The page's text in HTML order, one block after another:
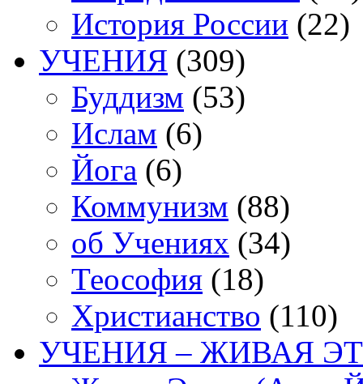
История России (22)
УЧЕНИЯ (309)
Буддизм (53)
Ислам (6)
Йога (6)
Коммунизм (88)
об Учениях (34)
Теософия (18)
Христианство (110)
УЧЕНИЯ – ЖИВАЯ